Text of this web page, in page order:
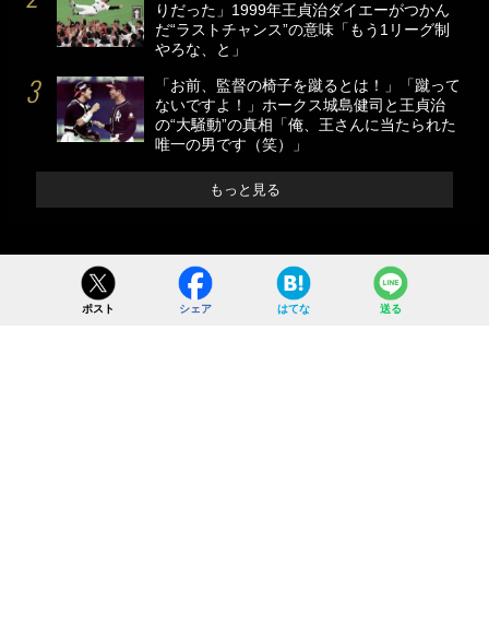
りだった」1999年王貞治ダイエーがつかん
だ“ラストチャンス”の意味「もう1リーグ制
やろな、と」
「お前、監督の椅子を蹴るとは！」「蹴って
ないですよ！」ホークス城島健司と王貞治
の“大騒動”の真相「俺、王さんに当たられた
唯一の男です（笑）」
もっと見る
ポスト シェア はてな 送る